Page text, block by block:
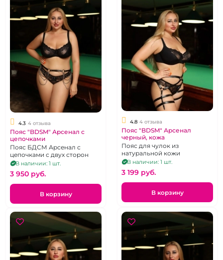
4.3 4 отзыва
Пояс "BDSM" Арсенал с
цепочками
Пояс БДСМ Арсенал с
цепочками с двух сторон
В наличии: 1 шт.
3 950 pуб.
В корзину
4.8 4 отзыва
Пояс "BDSM" Арсенал
черный, кожа
Пояс для чулок из
натуральной кожи
В наличии: 1 шт.
3 199 pуб.
В корзину